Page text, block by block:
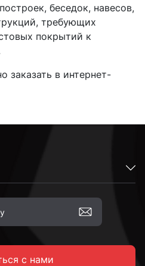
беседок, навесов,
требующих
покрытий к
заказать в интернет-
с нами